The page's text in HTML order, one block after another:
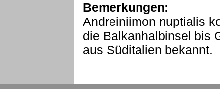
Bemerkungen:
Andreiniimon nuptialis
die Balkanhalbinsel bis
aus Süditalien bekannt.